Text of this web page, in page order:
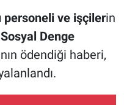
personeli ve işçilerin
Sosyal Denge
ödendiği haberi,